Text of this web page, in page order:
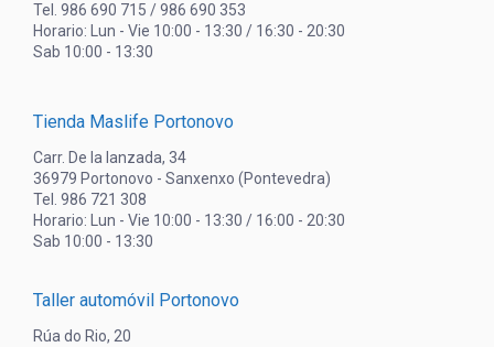
Tel. 986 690 715 / 986 690 353
Horario: Lun - Vie 10:00 - 13:30 / 16:30 - 20:30
Sab 10:00 - 13:30
Tienda Maslife Portonovo
Carr. De la lanzada, 34
36979 Portonovo - Sanxenxo (Pontevedra)
Tel. 986 721 308
Horario: Lun - Vie 10:00 - 13:30 / 16:00 - 20:30
Sab 10:00 - 13:30
Taller automóvil Portonovo
Rúa do Rio, 20